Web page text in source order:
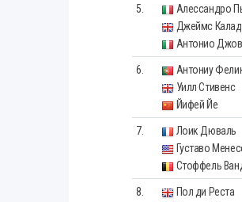
5.
Алессандро
Джеймс
Антонио
6.
Антониу
Уилл Стивенс
Йифей Йе
7.
Лоик Дюваль
Густаво
Стоффель
8.
Пол ди Реста